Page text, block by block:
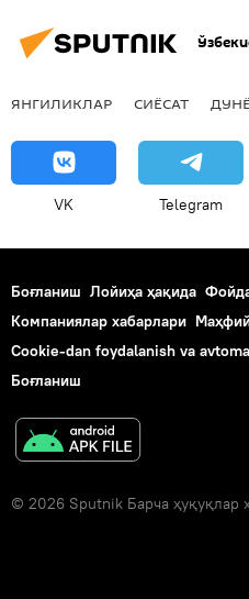
ЯНГИЛИКЛАР СИЁСАТ
VK Telegram
Боғланиш Лойиҳа ҳақида
Компаниялар хабарлари
Cookie-dan foydalanish va
Боғланиш
© 2026 Sputnik Барча ҳуқуқлар